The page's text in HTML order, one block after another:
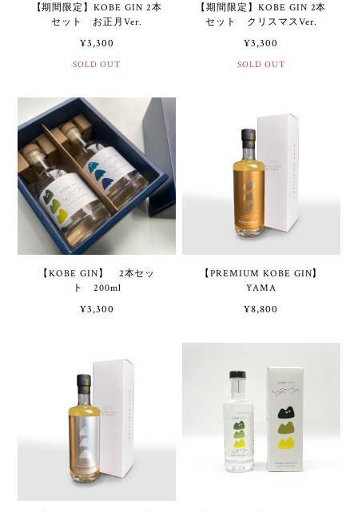
【期間限定】KOBE GIN 2本
セット お正月Ver.
¥3,300
SOLD OUT
【期間限定】KOBE GIN 2本
セット クリスマスVer.
¥3,300
SOLD OUT
【KOBE GIN】 2本セッ
ト 200ml
¥3,300
【PREMIUM KOBE GIN】
YAMA
¥8,800